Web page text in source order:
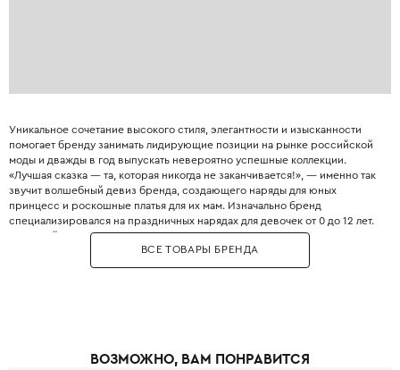
Уникальное сочетание высокого стиля, элегантности и изысканности
помогает бренду занимать лидирующие позиции на рынке российской
моды и дважды в год выпускать невероятно успешные коллекции.
«Лучшая сказка — та, которая никогда не заканчивается!», — именно так
звучит волшебный девиз бренда, создающего наряды для юных
принцесс и роскошные платья для их мам. Изначально бренд
специализировался на праздничных нарядах для девочек от 0 до 12 лет.
С первой же коллекции изделия по достоинству оценили не только
маленькие принцессы, но и их знаменитые родители, что и подарило
бренду ошеломительно быстрый успех. Все изделия бренда создаются
ВСЕ ТОВАРЫ БРЕНДА
ВОЗМОЖНО, ВАМ ПОНРАВИТСЯ